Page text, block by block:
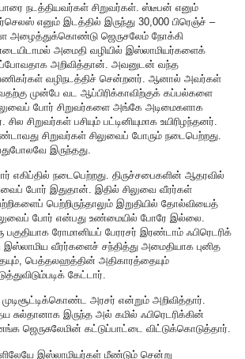
நடத்தியவர்கள் சிறுவர்கள். ஸ்டீபன் எனும்
எனும் இடத்தில் இருந்து 30,000 பிரெஞ்ச் –
அழைத்துக்கொண்டு ஜெருசலேம் நோக்கி
அமைதி வழியில் இஸ்லாமியர்களைக்
அறிவித்தான். அவனுடன் வந்த
வழிநடத்திச் சென்றனர். ஆனால் அவர்கள்
முன்பே வட ஆப்பிரிக்காவிற்குக் கப்பல்களை
போர் சிறுவர்களை அங்கே அடிமைகளாக
சிறுவர்கள் பசியும் பட்டினியுமாக உயிரிழந்தனர்.
சிறுவர்கள் சிலுவைப் போரும் நடைபெற்றது.
இருந்தது.
எகிப்தில் நடைபெற்றது. திருச்சபைகளின் ஆதரவில்
போர் இதுதான். இதில் சிலுவை வீரர்கள்
பெற்றிருந்தாலும் இறுதியில் தோல்வியைத்
போர் என்பது உண்மையில் போரே இல்லை.
பகுதியாக ரோமானியப் பேரரசர் இரண்டாம் ஃபிரெடரிக்
இஸ்லாமிய வீரர்களைச் சந்தித்து அமைதியாக புனித
பெத்தலஹத்தின் அதிகாரத்தையும்
கேட்டார்.
அரசர் என்றும் அறிவித்தார்.
இருந்த அல் கமில் ஃபிரெடரிக்கின்
ஜெருசுலேமின் கட்டுப்பாட்டை விட்டுக்கொடுத்தார்.
இஸ்லாமியர்கள் மீண்டும் சென்று